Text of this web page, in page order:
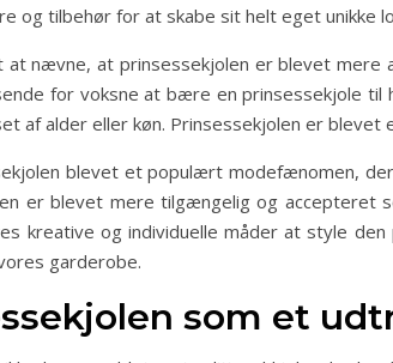
og tilbehør for at skabe sit helt eget unikke
nævne, at prinsessekjolen er blevet
for voksne at bære en prinsessekjole
af alder eller køn. Prinsessekjolen er blevet
blevet et populært modefænomen,
er blevet mere tilgængelig og accepteret
kreative og individuelle måder at style
garderobe.
som et